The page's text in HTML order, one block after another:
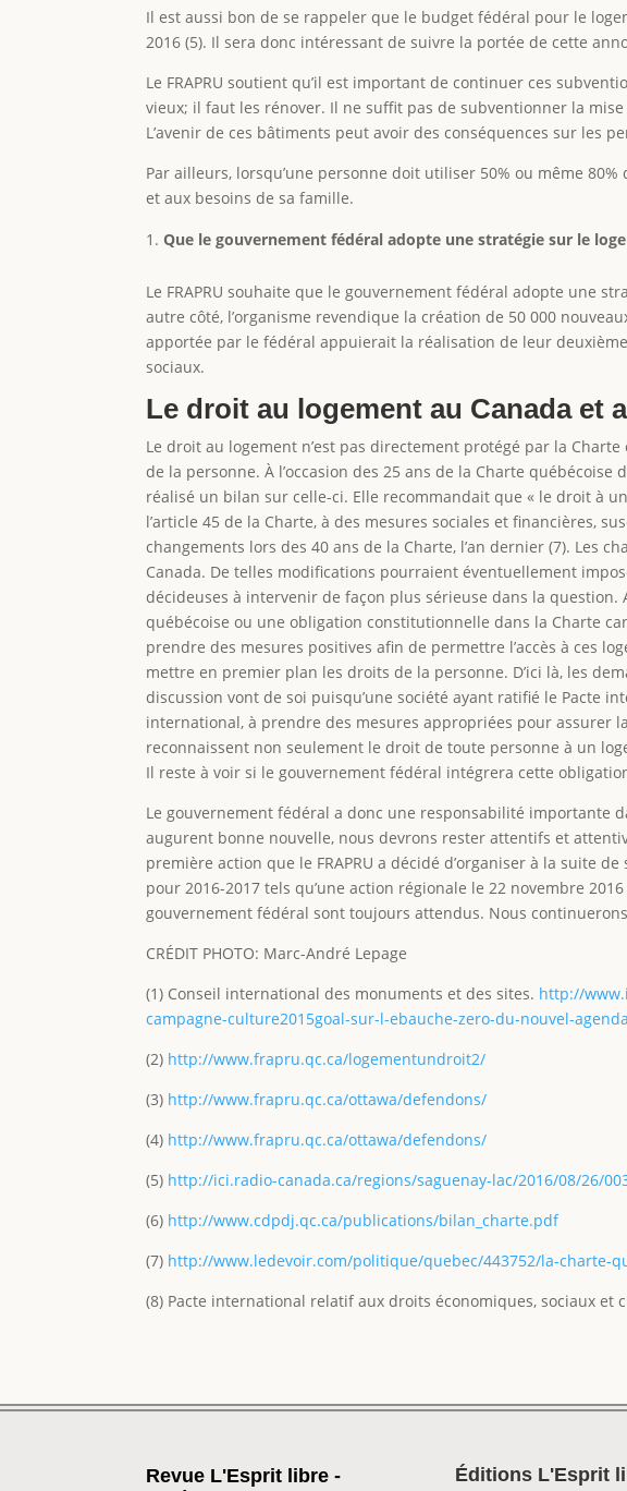
Il est aussi bon de se rappeler que le budget fédéral pour le
2016 (5). Il sera donc intéressant de suivre la portée de cette
Le FRAPRU soutient qu’il est important de continuer ces
vieux; il faut les rénover. Il ne suffit pas de subventionner la
L’avenir de ces bâtiments peut avoir des conséquences sur les
Par ailleurs, lorsqu’une personne doit utiliser 50% ou même
et aux besoins de sa famille.
Que le gouvernement fédéral adopte une stratégie sur le
Le FRAPRU souhaite que le gouvernement fédéral adopte une
autre côté, l’organisme revendique la création de 50 000
apportée par le fédéral appuierait la réalisation de leur
sociaux.
Le droit au logement au Canada et
Le droit au logement n’est pas directement protégé par la
de la personne. À l’occasion des 25 ans de la Charte
réalisé un bilan sur celle-ci. Elle recommandait que « le droit à
l’article 45 de la Charte, à des mesures sociales et financières,
changements lors des 40 ans de la Charte, l’an dernier (7). Les
Canada. De telles modifications pourraient éventuellement
décideuses à intervenir de façon plus sérieuse dans la
québécoise ou une obligation constitutionnelle dans la Charte
prendre des mesures positives afin de permettre l’accès à ces
mettre en premier plan les droits de la personne. D’ici là, les
discussion vont de soi puisqu’une société ayant ratifié le Pacte
international, à prendre des mesures appropriées pour assurer
reconnaissent non seulement le droit de toute personne à un
Il reste à voir si le gouvernement fédéral intégrera cette
Le gouvernement fédéral a donc une responsabilité importante
augurent bonne nouvelle, nous devrons rester attentifs et
première action que le FRAPRU a décidé d’organiser à la suite
pour 2016-2017 tels qu’une action régionale le 22 novembre
gouvernement fédéral sont toujours attendus. Nous
CRÉDIT PHOTO: Marc-André Lepage
(1) Conseil international des monuments et des sites. http://
campagne-culture2015goal-sur-l-ebauche-zero-du-nouvel-
(2) http://www.frapru.qc.ca/logementundroit2/
(3) http://www.frapru.qc.ca/ottawa/defendons/
(4) http://www.frapru.qc.ca/ottawa/defendons/
(5) http://ici.radio-canada.ca/regions/saguenay-lac/2016/08/26/
(6) http://www.cdpdj.qc.ca/publications/bilan_charte.pdf
(7) http://www.ledevoir.com/politique/quebec/443752/la-charte-
(8) Pacte international relatif aux droits économiques, sociaux et
Revue L'Esprit libre -
Éditions L'Esprit